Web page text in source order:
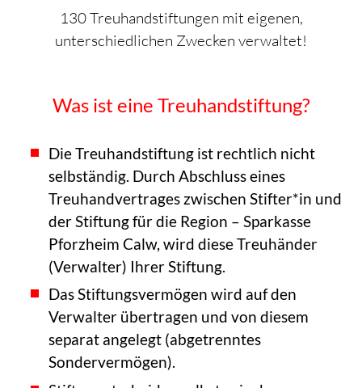
Meine Stiftung
Gremien
TREUHANDSTIFTUNGEN
SPENDEN
NEWS
KONTAKT
HOME
130 Treuhandstiftungen mit eigenen,
unterschiedlichen Zwecken verwaltet!
Was ist eine Treuhandstiftung?
Die Treuhandstiftung ist rechtlich nicht
selbständig. Durch Abschluss eines
Treuhandvertrages zwischen Stifter*in und
der Stiftung für die Region – Sparkasse
Pforzheim Calw, wird diese Treuhänder
(Verwalter) Ihrer Stiftung.
Das Stiftungsvermögen wird auf den
Verwalter übertragen und von diesem
separat angelegt (abgetrenntes
Sondervermögen).